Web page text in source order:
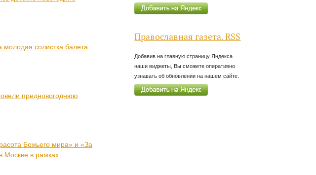
солистка балета
предновогоднюю
Божьего мира» и «За
Москве в рамках
Православная газета. RSS
Добавив на главную страницу Яндекса
наши виджеты, Вы сможете оперативно
узнавать об обновлении на нашем сайте.